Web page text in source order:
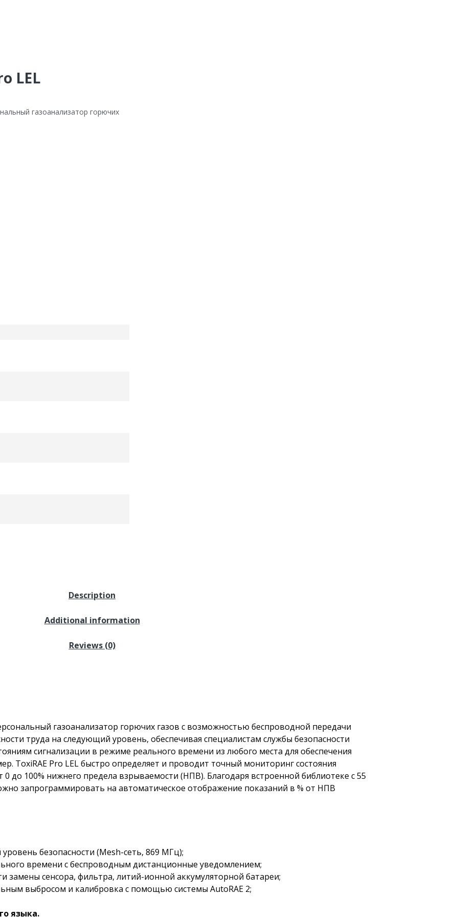
LEL
газоанализатор горючих
Description
Additional information
Reviews (0)
газоанализатор горючих газов с возможностью беспроводной передачи
труда на следующий уровень, обеспечивая специалистам службы безопасности
сигнализации в режиме реального времени из любого места для обеспечения
ToxiRAE Pro LEL быстро определяет и проводит точный мониторинг состояния
до 100% нижнего предела взрываемости (НПВ). Благодаря встроенной библиотеке с 55
запрограммировать на автоматическое отображение показаний в % от НПВ
безопасности (Mesh-сеть, 869 МГц);
времени с беспроводным дистанционные уведомлением;
замены сенсора, фильтра, литий-ионной аккумуляторной батареи;
выбросом и калибровка с помощью системы AutoRAE 2;
языка.